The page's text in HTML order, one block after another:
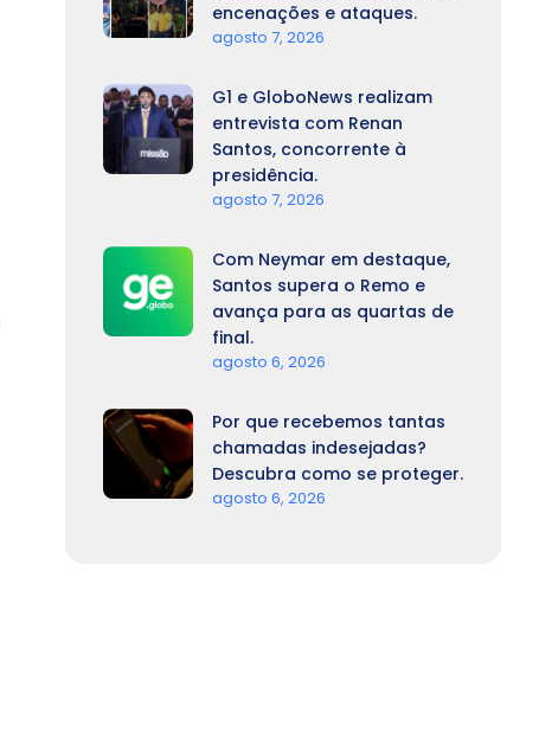
encenações e ataques.
agosto 7, 2026
G1 e GloboNews realizam
entrevista com Renan
Santos, concorrente à
presidência.
agosto 7, 2026
Com Neymar em destaque,
Santos supera o Remo e
avança para as quartas de
final.
agosto 6, 2026
Por que recebemos tantas
chamadas indesejadas?
Descubra como se proteger.
agosto 6, 2026